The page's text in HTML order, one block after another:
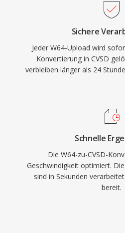
Sichere
Jeder W64-Upload wird
Konvertierung in CVSD
verbleiben länger als 24
Schnelle
Die W64-zu-CVSD-
Geschwindigkeit optimiert.
sind in Sekunden
bereit.